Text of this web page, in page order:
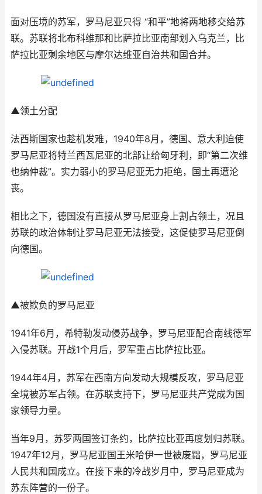
面对压境的苏军，罗马尼亚只得 “和平”地将两地移交给苏
联。苏联将北布科维那和比萨拉比亚南部划入乌克兰，比
萨拉比亚剩余地区与摩尔达维亚自治共和国合并。
▲领土分配
法西斯国家也趁机发难，1940年8月，德国、意大利迫使
罗马尼亚将特兰西瓦尼亚的北部让给匈牙利，即“第二次维
也纳仲裁”。实力弱小的罗马尼亚无力拒绝，国土再遭沦
丧。
相比之下，德国没有直接从罗马尼亚身上割占领土，况且
苏联的政治体制让罗马尼亚无法接受，这促使罗马尼亚倒
向德国。
▲被欺负的罗马尼亚
1941年6月，希特勒发动侵苏战争，罗马尼亚配合南线德军
入侵苏联。开战1个月后，罗军重占比萨拉比亚。
1944年4月，苏军在西南方向发动大规模反攻，罗马尼亚
全境被苏军占领。在苏联支持下，罗马尼亚共产党成为国
家领导力量。
当年9月，苏罗两国签订条约，比萨拉比亚再度划归苏联。
1947年12月，罗马尼亚国王米哈伊一世被废黜，罗马尼亚
人民共和国成立。在接下来的冷战岁月中，罗马尼亚成为
苏东阵营的一份子。